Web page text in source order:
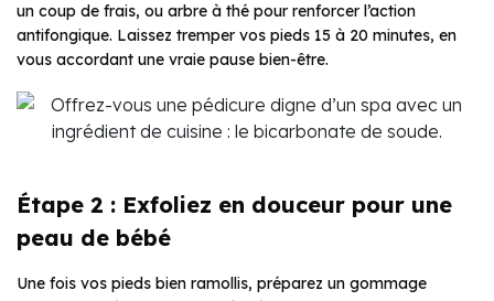
un coup de frais, ou arbre à thé pour renforcer l’action
antifongique. Laissez tremper vos pieds 15 à 20 minutes, en
vous accordant une vraie pause bien-être.
Étape 2 : Exfoliez en douceur pour une
peau de bébé
Une fois vos pieds bien ramollis, préparez un gommage